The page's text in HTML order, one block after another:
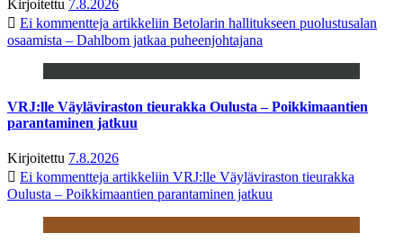
Kirjoitettu 7.8.2026
Ei kommentteja artikkeliin Betolarin hallitukseen puolustusalan
osaamista – Dahlbom jatkaa puheenjohtajana
VRJ:lle Väyläviraston tieurakka Oulusta – Poikkimaantien
parantaminen jatkuu
Kirjoitettu 7.8.2026
Ei kommentteja artikkeliin VRJ:lle Väyläviraston tieurakka
Oulusta – Poikkimaantien parantaminen jatkuu